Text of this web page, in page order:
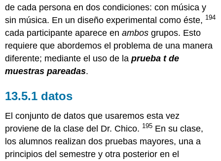
de cada persona en dos condiciones: con música y
sin música. En un diseño experimental como éste, 194
cada participante aparece enambos grupos. Esto
requiere que abordemos el problema de una manera
diferente; mediante el uso de laprueba t de
muestras pareadas.
datos
El conjunto de datos que usaremos esta vez
proviene de la clase del Dr. Chico. 195 En su clase,
los alumnos realizan dos pruebas mayores, una a
principios del semestre y otra posterior en el